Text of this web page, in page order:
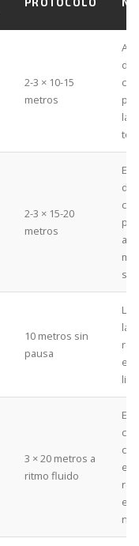
2-3 × 10-15
metros
la
2-3 × 15-20
metros
10 metros sin
pausa
las
3 × 20 metros a
ritmo fluido
El
con